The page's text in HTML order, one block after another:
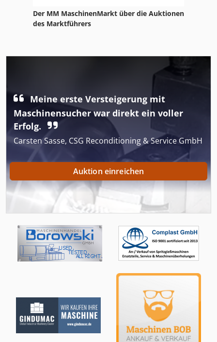
Der MM MaschinenMarkt über die Auktionen
des Marktführers
Meine erste Versteigerung mit
Maschinensucher war direkt ein voller
Erfolg.
Carsten Sasse, CSG Reconditioning & Service GmbH
Auktion einreichen